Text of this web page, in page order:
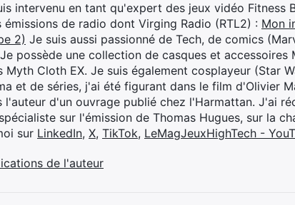
intervenu en tant qu'expert des jeux vidéo Fitness
émissions de radio dont Virging Radio (RTL2) : Mon
2) Je suis aussi passionné de Tech, de comics
possède une collection de casques et accessoires
Myth Cloth EX. Je suis également cosplayeur (Star
et de séries, j'ai été figurant dans le film d'Olivier
l'auteur d'un ouvrage publié chez l'Harmattan. J'ai
sur l'émission de Thomas Hugues, sur la
sur LinkedIn, X, TikTok, LeMagJeuxHighTech -
de l'auteur